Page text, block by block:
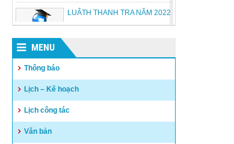
LUÂTH THANH TRA NĂM 2022
(18/07/2023)
BỘ GIÁO DỤC VÀ ĐÀO TẠO
(26/06/2023)
Quyết định công khai quyết
toán thu chi NSNN năm 2022
MENU
Thông báo
Lịch – Kế hoạch
Lịch công tác
Văn bản